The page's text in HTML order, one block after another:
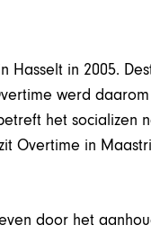
in 2005.
werd
het socializen
Overtime in
door het